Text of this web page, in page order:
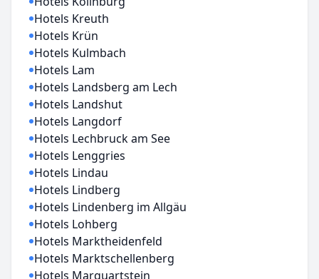
Hotels Kreuth
Hotels Krün
Hotels Kulmbach
Hotels Lam
Hotels Landsberg am Lech
Hotels Landshut
Hotels Langdorf
Hotels Lechbruck am See
Hotels Lenggries
Hotels Lindau
Hotels Lindberg
Hotels Lindenberg im Allgäu
Hotels Lohberg
Hotels Marktheidenfeld
Hotels Marktschellenberg
Hotels Marquartstein